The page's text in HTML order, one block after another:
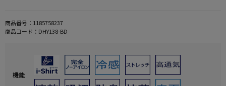
商品番号： 1185758237
商品コード： DHY138-BD
機能